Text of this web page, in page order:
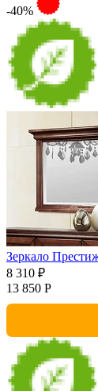
-40%
Зеркало
8 310 ₽
13 850 Р